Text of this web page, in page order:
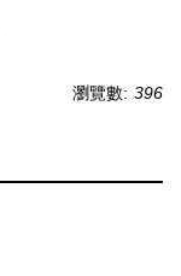
瀏覽數: 396